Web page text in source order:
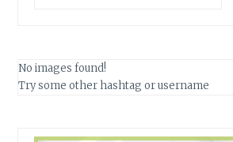
No images found!
Try some other hashtag or username